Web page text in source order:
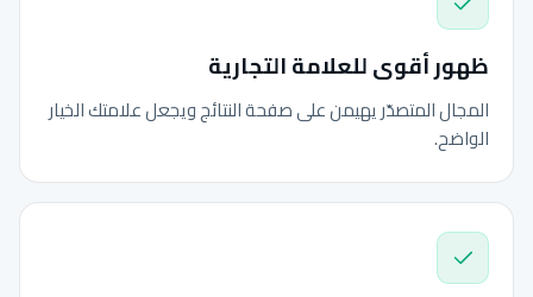
ظهور أقوى للعلامة التجارية
المجال المتصدّر يهيمن على صفحة النتائج ويجعل علامتك الخيار
الواضح.